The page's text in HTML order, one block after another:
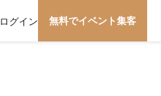
ログイン 無料でイベント集客